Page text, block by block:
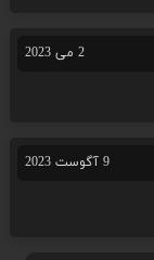
2 می 2023
9 آگوست 2023